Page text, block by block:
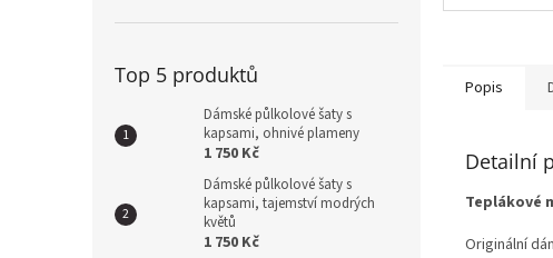
Top 5 produktů
Dámské půlkolové šaty s
kapsami, ohnivé plameny
1 750 Kč
Dámské půlkolové šaty s
kapsami, tajemství modrých
květů
1 750 Kč
Popis
Detailní
Teplákové
Originální